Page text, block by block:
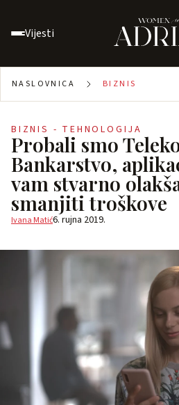
Vijesti
NASLOVNICA BIZNIS
BIZNIS - TEHNOLOGIJA
Probali smo
Bankarstvo,
vam stvarno
smanjiti troškove
Ivana Matić6. rujna 2019.